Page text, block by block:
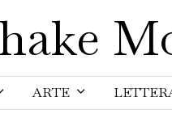
ARTE